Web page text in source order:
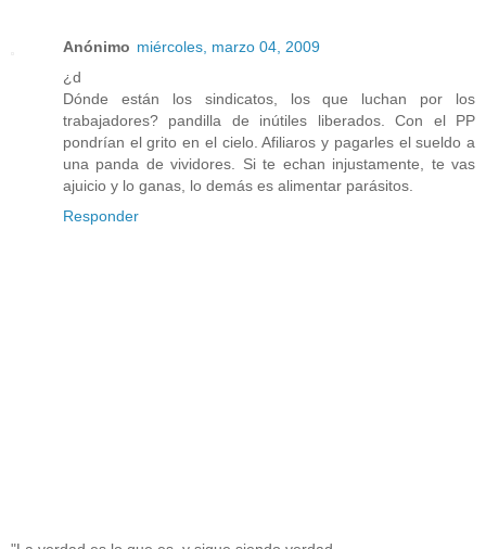
Anónimo miércoles, marzo 04, 2009
¿d
Dónde están los sindicatos, los que luchan por los
trabajadores? pandilla de inútiles liberados. Con el PP
pondrían el grito en el cielo. Afiliaros y pagarles el sueldo a
una panda de vividores. Si te echan injustamente, te vas
ajuicio y lo ganas, lo demás es alimentar parásitos.
Responder